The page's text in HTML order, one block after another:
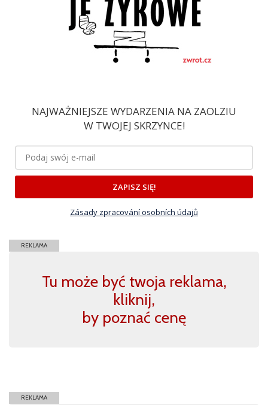
NAJWAŻNIEJSZE WYDARZENIA NA ZAOLZIU
W TWOJEJ SKRZYNCE!
ZAPISZ SIĘ!
Zásady zpracování osobních údajů
REKLAMA
Tu może być twoja reklama,
kliknij,
by poznać cenę
REKLAMA